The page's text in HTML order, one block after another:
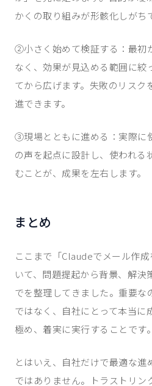
かくの取り組みが形骸化しがち
②小さく始めて検証する：最初
なく、効果が見込める範囲に絞
てから広げます。失敗のリスク
進できます。
③現場とともに進める：実際に
の声を起点に設計し、使われる
むことが、成果を左右します。
まとめ
ここまで「Claudeでメール作
いて、問題提起から背景、解決
でを整理してきました。重要な
ではなく、自社にとって本当に
極め、着実に実行することです。
とはいえ、自社だけで最適な進
ではありません。トラストリン